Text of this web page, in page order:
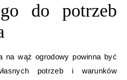
do potrzeb
na wąż ogrodowy powinna być
potrzeb i warunków